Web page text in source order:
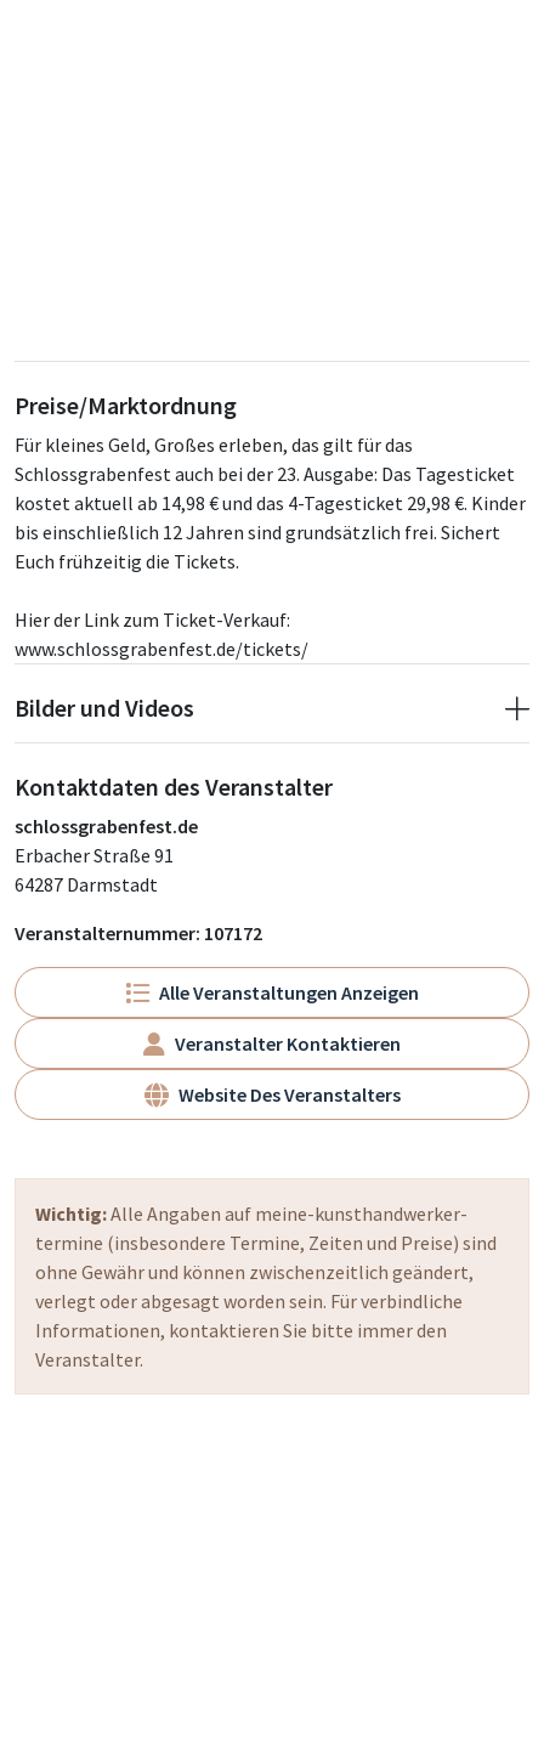
Preise/Marktordnung
Für kleines Geld, Großes erleben, das gilt für das
Schlossgrabenfest auch bei der 23. Ausgabe: Das Tagesticket
kostet aktuell ab 14,98 € und das 4-Tagesticket 29,98 €. Kinder
bis einschließlich 12 Jahren sind grundsätzlich frei. Sichert
Euch frühzeitig die Tickets.
Hier der Link zum Ticket-Verkauf:
www.schlossgrabenfest.de/tickets/
Bilder und Videos
Kontaktdaten des Veranstalter
schlossgrabenfest.de
Erbacher Straße 91
64287 Darmstadt
Veranstalternummer: 107172
Alle Veranstaltungen Anzeigen
Veranstalter Kontaktieren
Website Des Veranstalters
Wichtig:Alle Angaben auf meine-kunsthandwerker-
termine (insbesondere Termine, Zeiten und Preise) sind
ohne Gewähr und können zwischenzeitlich geändert,
verlegt oder abgesagt worden sein. Für verbindliche
Informationen, kontaktieren Sie bitte immer den
Veranstalter.